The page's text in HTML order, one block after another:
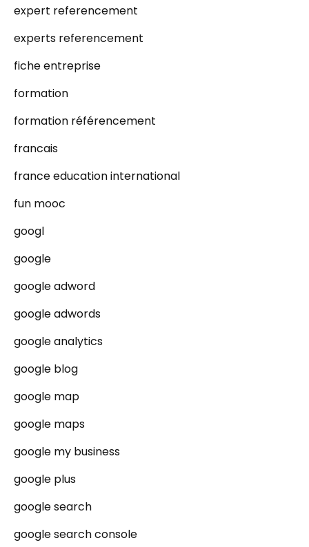
expert referencement
experts referencement
fiche entreprise
formation
formation référencement
francais
france education international
fun mooc
googl
google
google adword
google adwords
google analytics
google blog
google map
google maps
google my business
google plus
google search
google search console